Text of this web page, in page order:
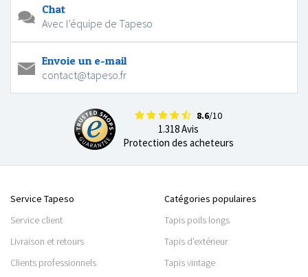
Chat
Avec l'équipe de Tapeso
Envoie un e-mail
contact@tapeso.fr
8.6/10
1.318 Avis
Protection des acheteurs
Service Tapeso
Service client
Livraison et retours
Clients professionnels
Catégories populaires
Tapis poils longs
Tapis d’extérieur
Tapis vintage